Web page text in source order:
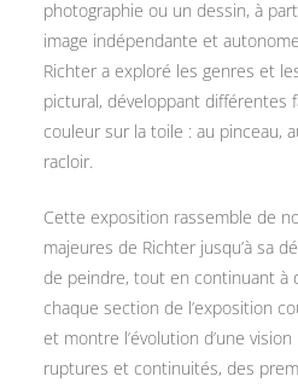
photographie ou un dessin, à
image indépendante et
Richter a exploré les genres et
pictural, développant différentes
couleur sur la toile : au pinceau,
racloir.
Cette exposition rassemble de
majeures de Richter jusqu’à sa
de peindre, tout en continuant à
chaque section de l’exposition
et montre l’évolution d’une
ruptures et continuités, des